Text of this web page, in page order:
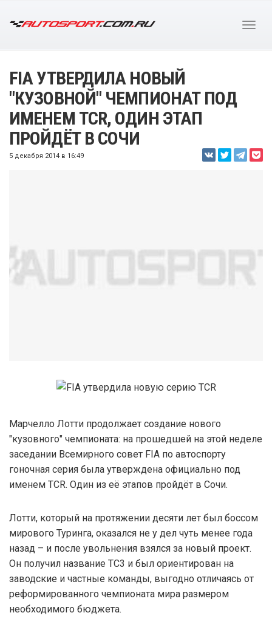
FIA УТВЕРДИЛА НОВЫЙ
"КУЗОВНОЙ" ЧЕМПИОНАТ ПОД
ИМЕНЕМ TCR, ОДИН ЭТАП
ПРОЙДЁТ В СОЧИ
5 декабря 2014 в 16:49
Марчелло Лотти продолжает создание нового
"кузовного" чемпионата: на прошедшей на этой неделе
заседании Всемирного совет FIA по автоспорту
гоночная серия была утверждена официально под
именем TCR. Один из её этапов пройдёт в Сочи.
Лотти, который на протяжении десяти лет был боссом
мирового Туринга, оказался не у дел чуть менее года
назад – и после увольнения взялся за новый проект.
Он получил название TC3 и был ориентирован на
заводские и частные команды, выгодно отличаясь от
реформированного чемпионата мира размером
необходимого бюджета.